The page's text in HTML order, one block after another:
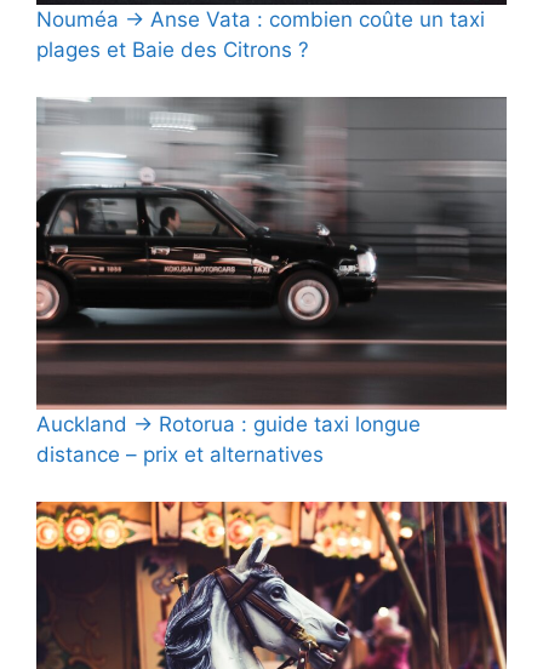
Nouméa → Anse Vata : combien coûte un taxi
plages et Baie des Citrons ?
Auckland → Rotorua : guide taxi longue
distance – prix et alternatives